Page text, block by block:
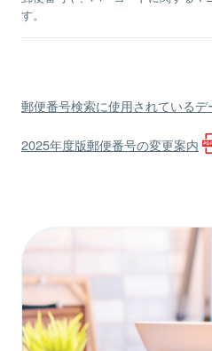
す。
郵便番号検索に使用されているデ
2025年度版郵便番号の変更案内